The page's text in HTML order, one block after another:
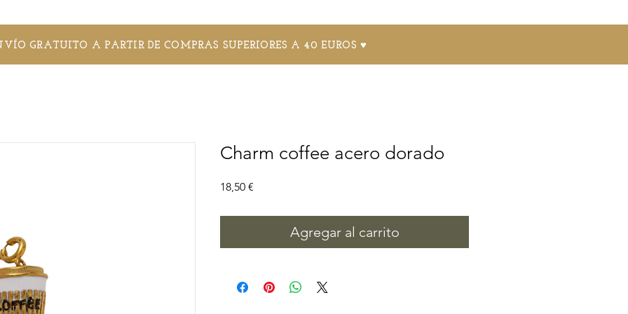
GRATUITO A PARTIR DE COMPRAS SUPERIORES A 40 EUROS ♥
Charm coffee acero dorado
18,50 €
Agregar al carrito